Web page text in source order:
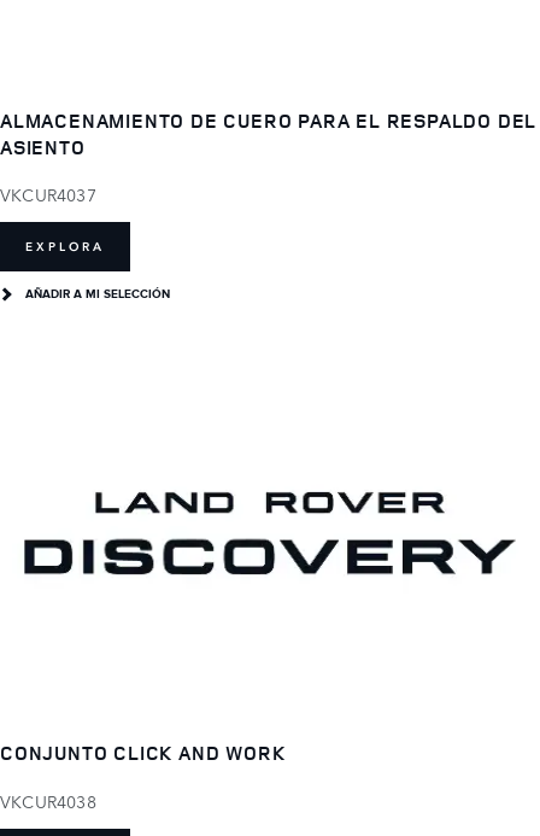
ALMACENAMIENTO DE CUERO PARA EL RESPALDO DEL
ASIENTO
VKCUR4037
EXPLORA
AÑADIR A MI SELECCIÓN
CONJUNTO CLICK AND WORK
VKCUR4038